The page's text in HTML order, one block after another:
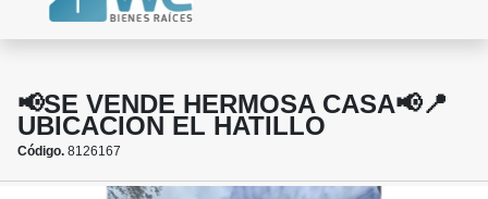
📢SE VENDE HERMOSA CASA📢📍
UBICACION EL HATILLO
Código. 8126167